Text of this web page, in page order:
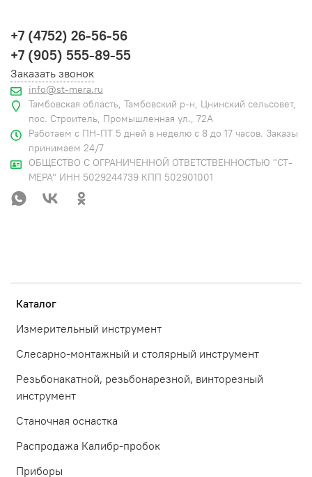
Каталог
Измерительный инструмент
Слесарно-монтажный и столярный инструмент
Резьбонакатной, резьбонарезной, винторезный
инструмент
Станочная оснастка
Распродажа Калибр-пробок
Приборы
+7 (4752) 26-56-56
+7 (905) 555-89-55
Заказать звонок
info@st-mera.ru
Тамбовская область, Тамбовский р-н, Цнинский сельсовет,
пос. Строитель, Промышленная ул., 72А
Работаем с ПН-ПТ 5 дней в неделю с 8 до 17 часов. Заказы
принимаем 24/7
ОБЩЕСТВО С ОГРАНИЧЕННОЙ ОТВЕТСТВЕННОСТЬЮ "СТ-
МЕРА" ИНН 5029244739 КПП 502901001